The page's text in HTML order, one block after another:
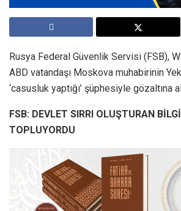
Rusya Federal Güvenlik Servisi (FSB),
ABD vatandaşı Moskova muhabirinin
‘casusluk yaptığı’ şüphesiyle gözaltına
FSB: DEVLET SIRRI OLUŞTURAN
TOPLUYORDU